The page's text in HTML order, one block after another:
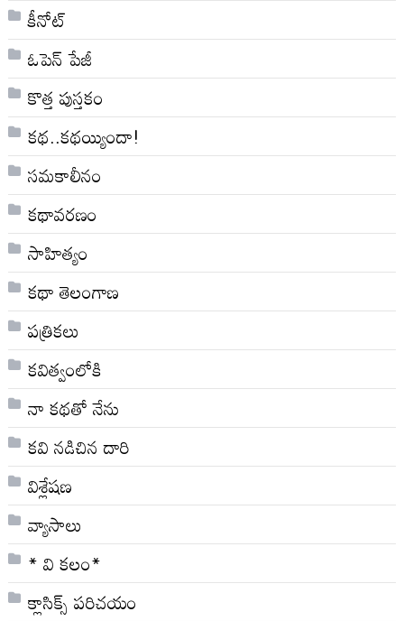
కీనోట్
ఓపెన్ పేజీ
కొత్త పుస్తకం
కథ..కథయ్యిందా!
సమకాలీనం
కథావరణం
సాహిత్యం
కథా తెలంగాణ
పత్రికలు
కవిత్వంలోకి
నా క‌థ‌తో నేను
కవి నడిచిన దారి
విశ్లేషణ
వ్యాసాలు
* వి క‌లం*
క్లాసిక్స్ ప‌రిచ‌యం